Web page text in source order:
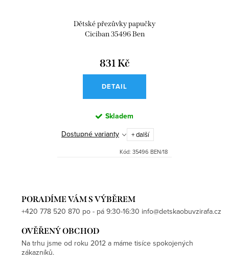
Dětské přezůvky papučky
Ciciban 35496 Ben
831 Kč
DETAIL
Skladem
Dostupné varianty + další
Kód: 35496 BEN/18
PORADÍME VÁM S VÝBĚREM
+420 778 520 870 po - pá 9:30-16:30 info@detskaobuvzirafa.cz
OVĚŘENÝ OBCHOD
Na trhu jsme od roku 2012 a máme tisíce spokojených
zákazníků.